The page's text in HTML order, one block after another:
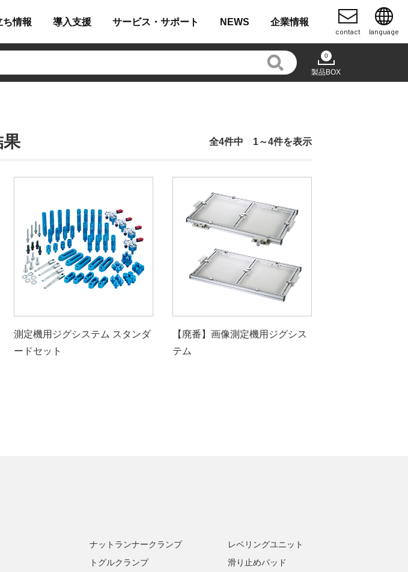
ち情報 導入支援 サービス・ サポート NEWS 企業情報
contact language
0
製品BOX
果 全4件中 1～4件を表示
測定機用ジグシステム スタンダ
ードセット
【廃番】画像測定機用ジグシス
テム
ナットランナークランプ
トグルクランプ
レベリングユニット
滑り止めパッド